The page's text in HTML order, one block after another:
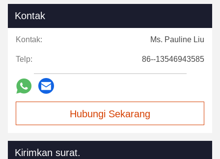
Kontak
Kontak: Ms. Pauline Liu
Telp: 86--13546943585
Hubungi Sekarang
Kirimkan surat.